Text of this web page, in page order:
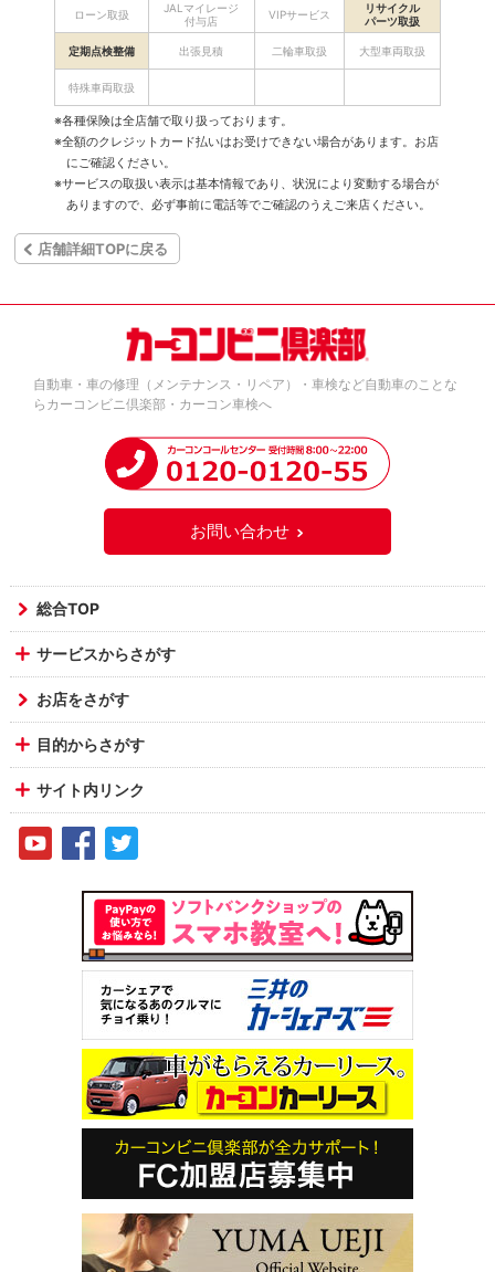
ローン取扱
JALマイレージ
付与店
VIPサービス
リサイクル
パーツ取扱
定期点検整備 出張見積 二輪車取扱 大型車両取扱
特殊車両取扱
※各種保険は全店舗で取り扱っております。
※全額のクレジットカード払いはお受けできない場合があります。お店
にご確認ください。
※サービスの取扱い表示は基本情報であり、状況により変動する場合が
ありますので、必ず事前に電話等でご確認のうえご来店ください。
店舗詳細TOPに戻る
自動車・車の修理（メンテナンス・リペア）・車検など自動車のことな
らカーコンビニ倶楽部・カーコン車検へ
お問い合わせ
総合TOP
サービスからさがす
お店をさがす
目的からさがす
サイト内リンク